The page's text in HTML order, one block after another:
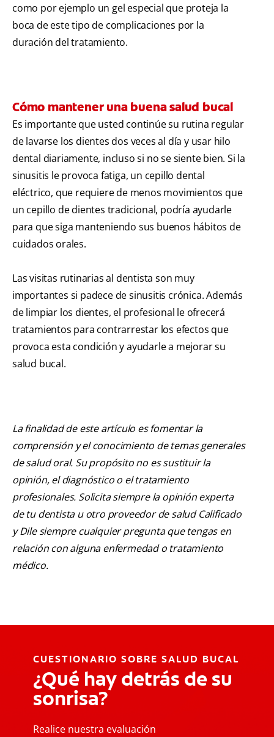
como por ejemplo un gel especial que proteja la
boca de este tipo de complicaciones por la
duración del tratamiento.
Cómo mantener una buena salud bucal
Es importante que usted continúe su rutina regular
de lavarse los dientes dos veces al día y usar hilo
dental diariamente, incluso si no se siente bien. Si la
sinusitis le provoca fatiga, un cepillo dental
eléctrico, que requiere de menos movimientos que
un cepillo de dientes tradicional, podría ayudarle
para que siga manteniendo sus buenos hábitos de
cuidados orales.
Las visitas rutinarias al dentista son muy
importantes si padece de sinusitis crónica. Además
de limpiar los dientes, el profesional le ofrecerá
tratamientos para contrarrestar los efectos que
provoca esta condición y ayudarle a mejorar su
salud bucal.
La finalidad de este artículo es fomentar la
comprensión y el conocimiento de temas generales
de salud oral. Su propósito no es sustituir la
opinión, el diagnóstico o el tratamiento
profesionales. Solicita siempre la opinión experta
de tu dentista u otro proveedor de salud Calificado
y Dile siempre cualquier pregunta que tengas en
relación con alguna enfermedad o tratamiento
médico.
CUESTIONARIO SOBRE SALUD BUCAL
¿Qué hay detrás de su
sonrisa?
Realice nuestra evaluación